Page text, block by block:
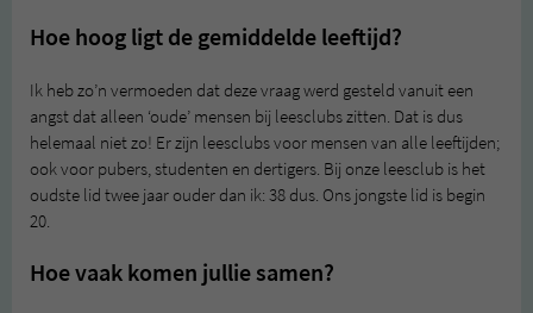
Hoe hoog ligt de gemiddelde leeftijd?
Ik heb zo’n vermoeden dat deze vraag werd gesteld vanuit een
angst dat alleen ‘oude’ mensen bij leesclubs zitten. Dat is dus
helemaal niet zo! Er zijn leesclubs voor mensen van alle leeftijden;
ook voor pubers, studenten en dertigers. Bij onze leesclub is het
oudste lid twee jaar ouder dan ik: 38 dus. Ons jongste lid is begin
20.
Hoe vaak komen jullie samen?